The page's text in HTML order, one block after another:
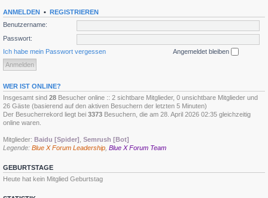
ANMELDEN • REGISTRIEREN
Benutzername:
Passwort:
Ich habe mein Passwort vergessen
Angemeldet bleiben
WER IST ONLINE?
Insgesamt sind 28 Besucher online :: 2 sichtbare Mitglieder, 0 unsichtbare Mitglieder und
26 Gäste (basierend auf den aktiven Besuchern der letzten 5 Minuten)
Der Besucherrekord liegt bei 3373 Besuchern, die am 28. April 2026 02:35 gleichzeitig
online waren.
Mitglieder: Baidu [Spider] Semrush [Bot]
Legende: Blue X Forum Leadership Blue X Forum Team
GEBURTSTAGE
Heute hat kein Mitglied Geburtstag